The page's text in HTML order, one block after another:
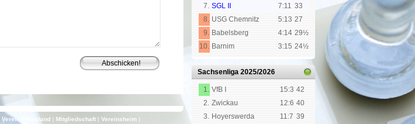
Verein Vorstand | Mitgliedschaft | Vereinsheim |
7. SGL II 7:11 33
8. USG Chemnitz 5:13 27
9. Babelsberg 4:14 29½
10. Barnim 3:15 24½
Sachsenliga 2025/2026
1. VfB I 15:3 42
2. Zwickau 12:6 40
3. Hoyerswerda 11:7 39